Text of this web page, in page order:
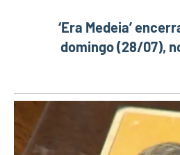
‘Era Medeia’
domingo (28/07),